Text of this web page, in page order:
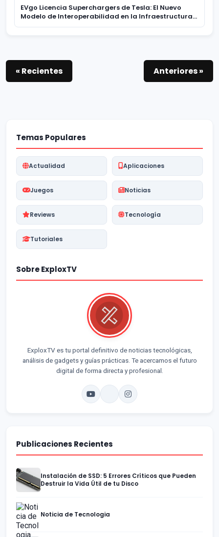
EVgo Licencia Superchargers de Tesla: El Nuevo
Modelo de Interoperabilidad en la Infraestructura
de Carga
« Recientes Anteriores »
Temas Populares
Actualidad Aplicaciones
Juegos Noticias
Reviews Tecnología
Tutoriales
Sobre ExploxTV
ExploxTV es tu portal definitivo de noticias tecnológicas,
análisis de gadgets y guías prácticas. Te acercamos el futuro
digital de forma directa y profesional.
Publicaciones Recientes
Instalación de SSD: 5 Errores Críticos que Pueden
Destruir la Vida Útil de tu Disco
Noticia de Tecnologia